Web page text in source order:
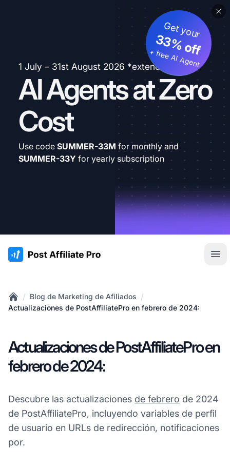
1 July – 31st August 2026 *extended
AI Agents at Zero
Cost
Get your
33% off
+ free AI Agent
Use code SUMMER-33M for monthly and
SUMMER-33Y for yearly subscription
:site.title
Home
/ Blog de Marketing de Afiliados /
Actualizaciones de PostAffiliatePro en febrero de 2024:
Actualizaciones de PostAffiliatePro en
febrero de 2024:
Descubre las actualizaciones de febrero de 2024
de PostAffiliatePro, incluyendo variables de perfil
de usuario en URLs de redirección, notificaciones
por.